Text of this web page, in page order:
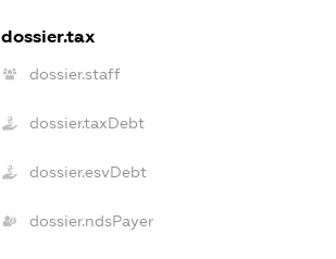
dossier.tax
dossier.staff
dossier.taxDebt
dossier.esvDebt
dossier.ndsPayer